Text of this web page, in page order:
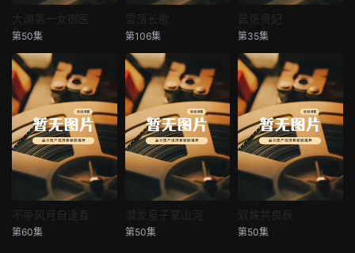
大渊第一女御医
大渊第一女御医
第50集
雪落长歌
雪落长歌
第106集
嚣张贵妃
嚣张贵妃
第35集
不争风月自逢春
第60集
潜龙皇子掌山河
第50集
双姝共良辰
双姝共良辰
第50集